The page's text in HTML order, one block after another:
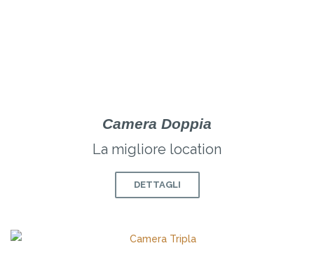
Camera Doppia
La migliore location
DETTAGLI